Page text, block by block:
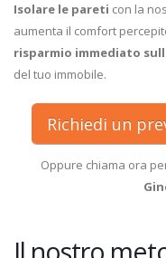
Isolare le pareti con la
aumenta il comfort
risparmio immediato
del tuo immobile.
Richiedi un
Oppure chiama ora